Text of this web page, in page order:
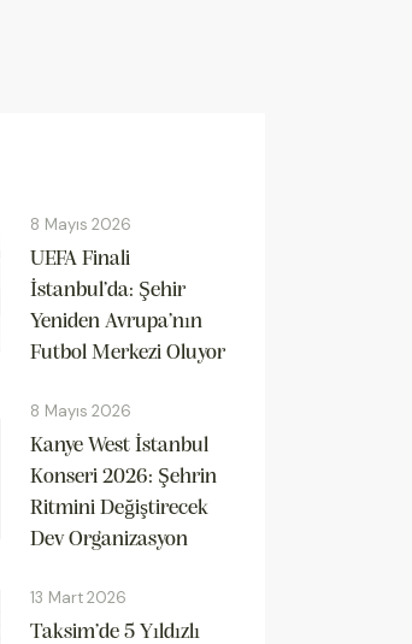
8 Mayıs 2026
UEFA Finali
İstanbul’da: Şehir
Yeniden Avrupa’nın
Futbol Merkezi Oluyor
8 Mayıs 2026
Kanye West İstanbul
Konseri 2026: Şehrin
Ritmini Değiştirecek
Dev Organizasyon
13 Mart 2026
Taksim’de 5 Yıldızlı